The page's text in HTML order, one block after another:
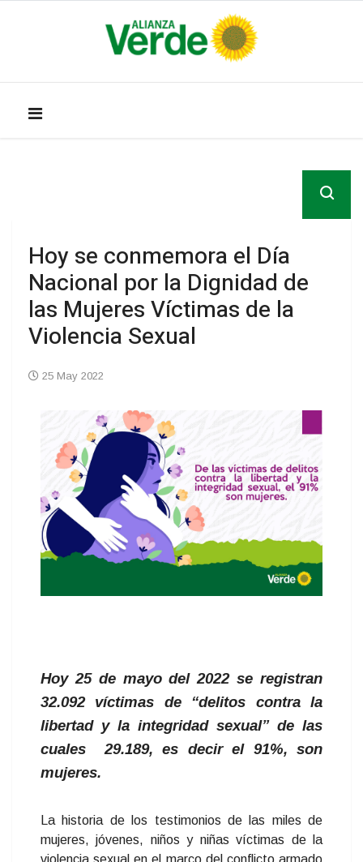
Hoy se conmemora el Día
Nacional por la Dignidad de
las Mujeres Víctimas de la
Violencia Sexual
25 May 2022
Hoy 25 de mayo del 2022 se registran
32.092 víctimas de “delitos contra la
libertad y la integridad sexual” de las
cuales 29.189, es decir el 91%, son
mujeres.
La historia de los testimonios de las miles de
mujeres, jóvenes, niños y niñas víctimas de la